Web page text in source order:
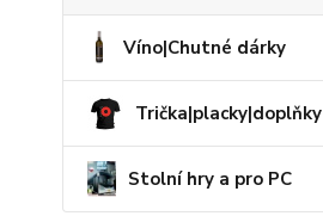
Víno|Chutné dárky
Trička|placky|doplňky
Stolní hry a pro PC